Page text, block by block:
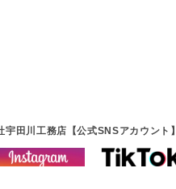
宇田川工務店【公式SNSアカウント】